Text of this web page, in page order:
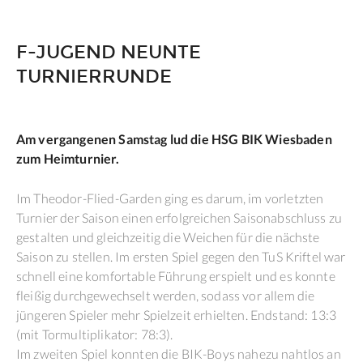
F-JUGEND NEUNTE
TURNIERRUNDE
Am vergangenen Samstag lud die HSG BIK Wiesbaden
zum Heimturnier.
Im Theodor-Flied-Garden ging es darum, im vorletzten
Turnier der Saison einen erfolgreichen Saisonabschluss zu
gestalten und gleichzeitig die Weichen für die nächste
Saison zu stellen. Im ersten Spiel gegen den TuS Kriftel war
schnell eine komfortable Führung erspielt und es konnte
fleißig durchgewechselt werden, sodass vor allem die
jüngeren Spieler mehr Spielzeit erhielten. Endstand: 13:3
(mit Tormultiplikator: 78:3).
Im zweiten Spiel konnten die BIK-Boys nahezu nahtlos an